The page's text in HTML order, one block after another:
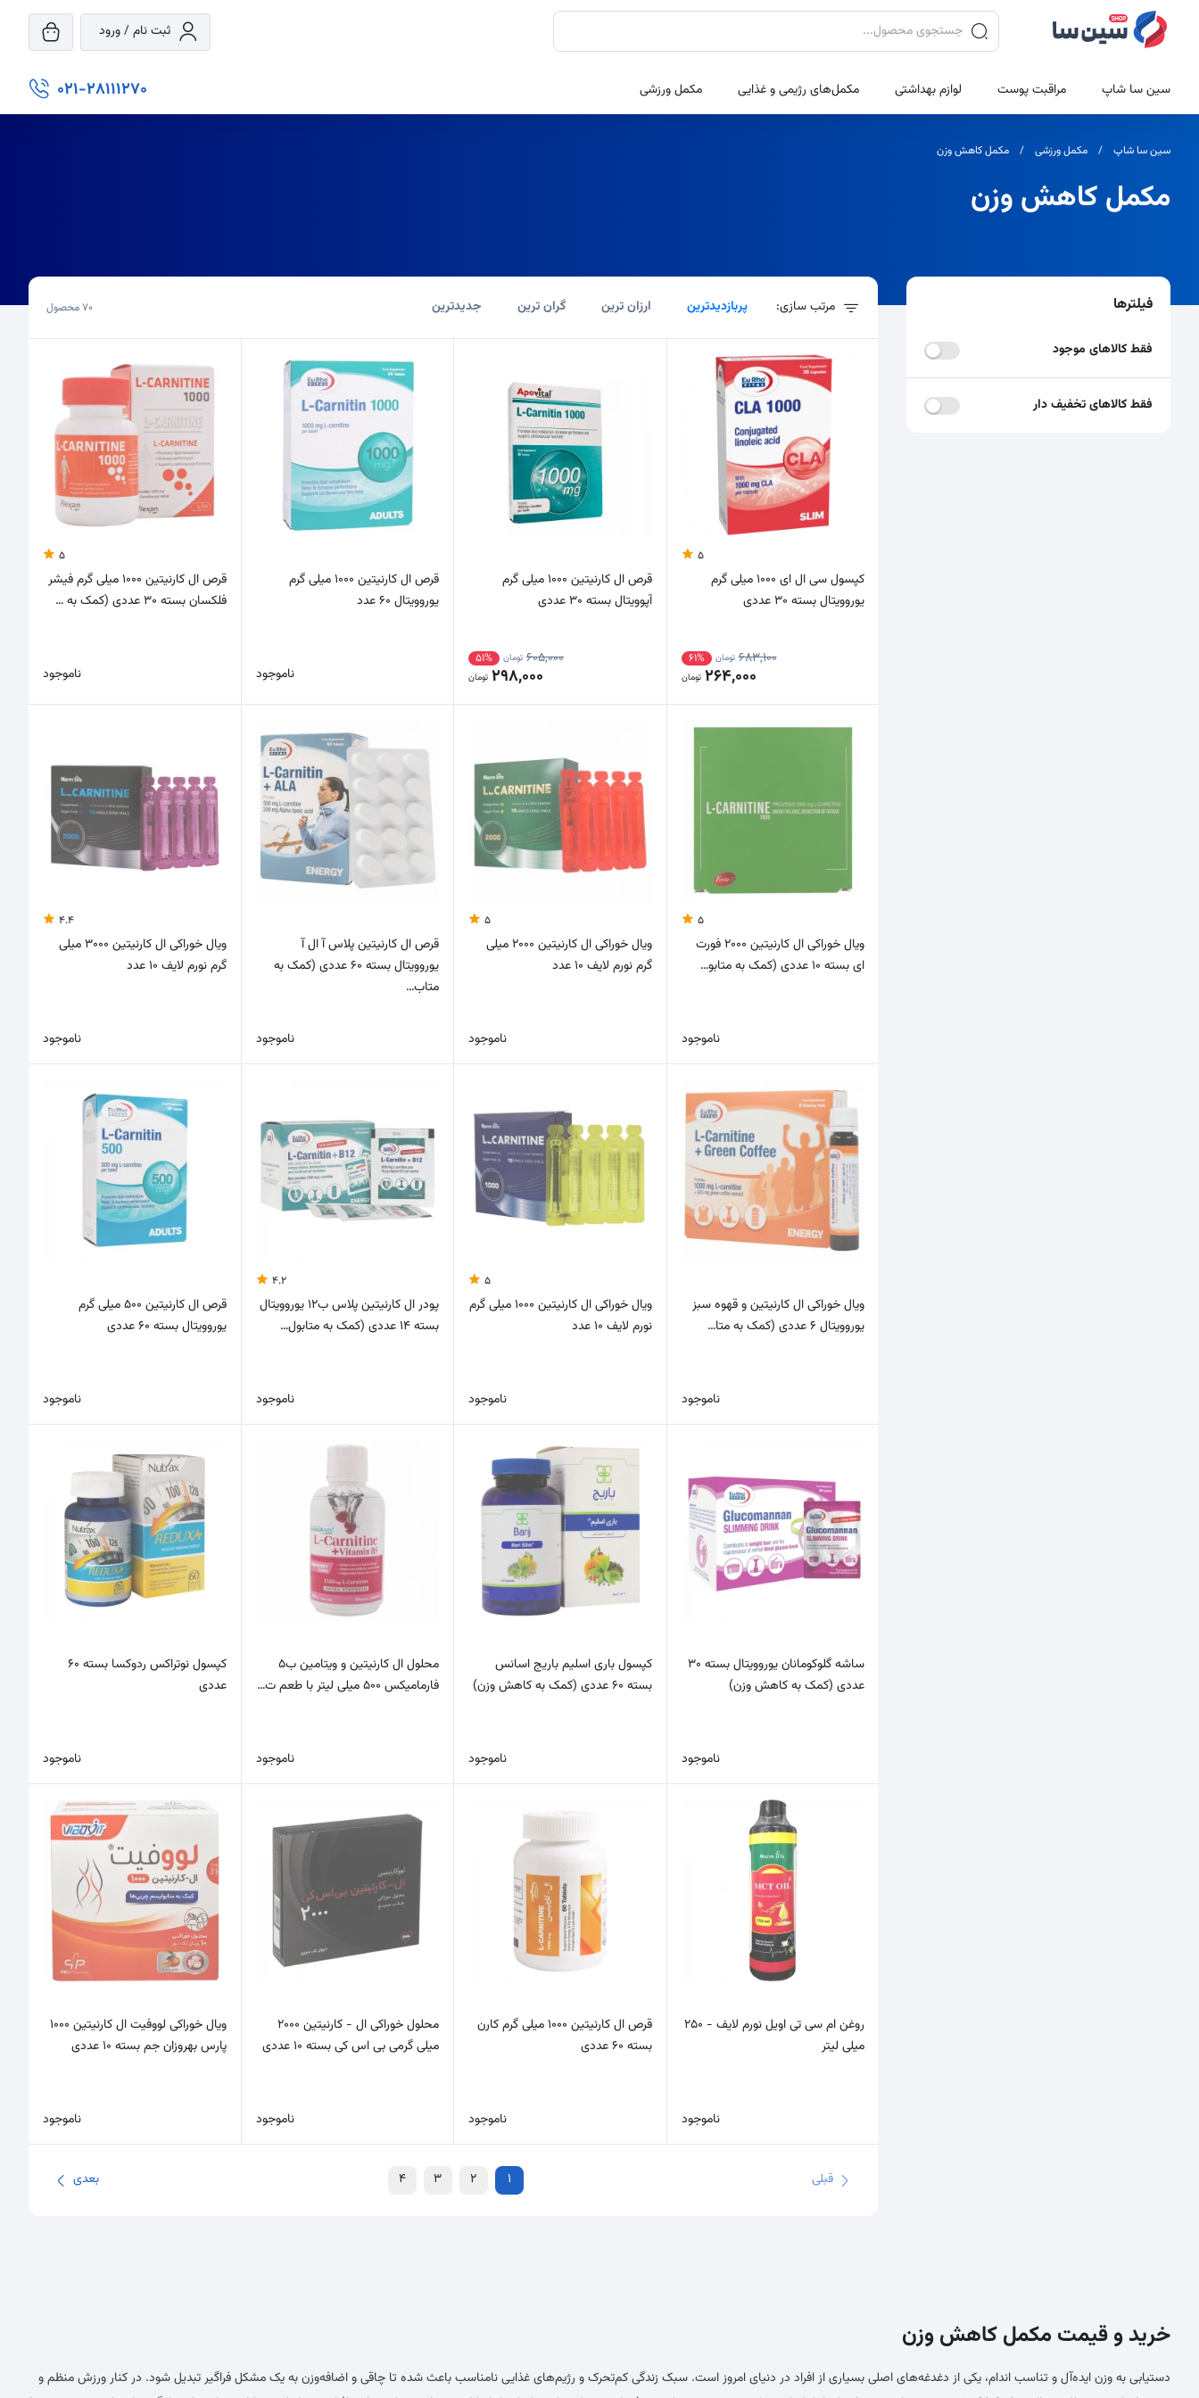
ثبت نام / ورود
جستجوی محصولات
سین سا شاپ مراقبت پوست لوازم بهداشتی مکمل‌های رژیمی و غذایی مکمل ورزشی 021-28111270
سین سا شاپ مکمل ورزشی مکمل کاهش وزن
مکمل کاهش وزن
فیلترها
فقط کالاهای موجود
فقط کالاهای تخفیف دار
مرتب سازی: پربازدیدترین ارزان ترین گران ترین جدیدترین 70محصول
5
کپسول سی ال ای 1000 میلی گرم
یوروویتال بسته 30 عددی
683,100 تومان 61%
264,000 تومان
قرص ال کارنیتین 1000 میلی گرم
آپوویتال بسته 30 عددی
605,000 تومان 51%
298,000 تومان
قرص ال کارنیتین 1000 میلی گرم
یوروویتال 60 عدد
ناموجود
5
قرص ال کارنیتین 1000 میلی گرم فیشر
فلکسان بسته 30 عددی (کمک به …
ناموجود
5
ویال خوراکی ال کارنیتین 2000 فورت
ای بسته 10 عددی (کمک به متابو…
ناموجود
5
ویال خوراکی ال کارنیتین 2000 میلی
گرم نورم لایف 10 عدد
ناموجود
قرص ال کارنیتین پلاس آ ال آ
یوروویتال بسته 60 عددی (کمک به
متاب…
ناموجود
4.4
ویال خوراکی ال کارنیتین 3000 میلی
گرم نورم لایف 10 عدد
ناموجود
ویال خوراکی ال کارنیتین و قهوه سبز
یوروویتال 6 عددی (کمک به متا…
ناموجود
5
ویال خوراکی ال کارنیتین 1000 میلی گرم
نورم لایف 10 عدد
ناموجود
4.2
پودر ال کارنیتین پلاس ب12 یوروویتال
بسته 14 عددی (کمک به متابول…
ناموجود
قرص ال کارنیتین 500 میلی گرم
یوروویتال بسته 60 عددی
ناموجود
ساشه گلوکومانان یوروویتال بسته 30
عددی (کمک به کاهش وزن)
ناموجود
کپسول باری اسلیم باریج اسانس
بسته 60 عددی (کمک به کاهش وزن)
ناموجود
محلول ال کارنیتین و ویتامین ب5
فارمامیکس 500 میلی لیتر با طعم ت…
ناموجود
کپسول نوتراکس ردوکسا بسته 60
عددی
ناموجود
روغن ام سی تی اویل نورم لایف - 250
میلی لیتر
ناموجود
قرص ال کارنیتین 1000 میلی گرم کارن
بسته 60 عددی
ناموجود
محلول خوراکی ال - کارنیتین 2000
میلی گرمی بی اس کی بسته 10 عددی
ناموجود
ویال خوراکی لووفیت ال کارنیتین 1000
پارس بهروزان جم بسته 10 عددی
ناموجود
قبلی 1
2
3
4 بعدی
خرید و قیمت مکمل کاهش وزن
دستیابی به وزن ایده‌آل و تناسب اندام، یکی از دغدغه‌های اصلی بسیاری از افراد در دنیای امروز است. سبک زندگی کم‌تحرک و رژیم‌های غذایی نامناسب باعث شده تا چاقی و اضافه‌وزن به یک مشکل فراگیر تبدیل شود. در کنار ورزش منظم و